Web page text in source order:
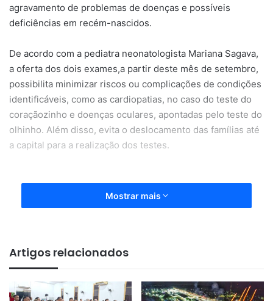
agravamento de problemas de doenças e possíveis
deficiências em recém-nascidos.
De acordo com a pediatra neonatologista Mariana Sagava,
a oferta dos dois exames,a partir deste mês de setembro,
possibilita minimizar riscos ou complicações de condições
identificáveis, como as cardiopatias, no caso do teste do
coraçãozinho e doenças oculares, apontadas pelo teste do
olhinho. Além disso, evita o deslocamento das famílias até
a capital para a realização dos testes.
transferidos para a capital no
intuito de realizar esses testes,
agora, conseguimos garantir que
Mostrar mais
Artigos relacionados